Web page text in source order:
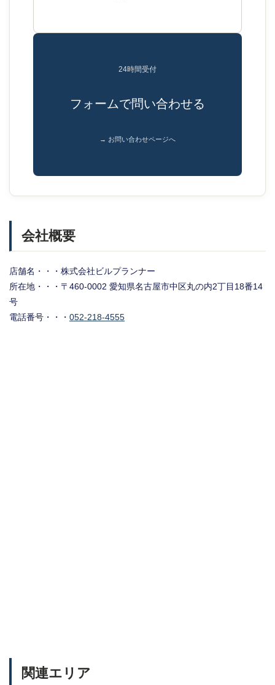
24時間受付
フォームで問い合わせる
→ お問い合わせページへ
会社概要
店舗名・・・株式会社ビルプランナー
所在地・・・〒460-0002 愛知県名古屋市中区丸の内2丁目18番14
号
電話番号・・・ 052-218-4555
関連エリア